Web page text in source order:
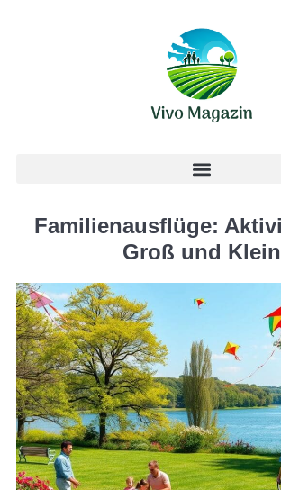
Familienausflüge:
Groß und Klein